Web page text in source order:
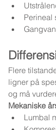
Perineal
Flere
ligner på
og må
Mekaniske
Lumbal